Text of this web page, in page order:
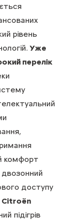
рівень
Уже
перелік
комфорт
доступу
Citroën
підігрів